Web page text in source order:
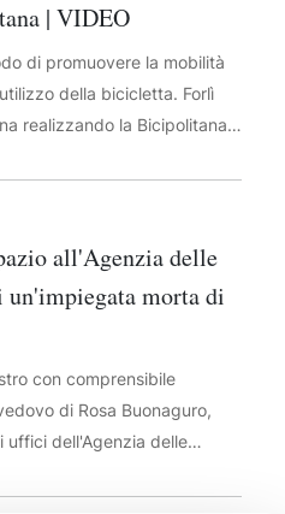
| VIDEO
di promuovere la mobilità
della bicicletta. Forlì
realizzando la Bicipolitana:
ciclabili facilmente
attraverso le vie
extracittadine.L’obiettivo è
all'Agenzia delle
un'impiegata morta di
con comprensibile
di Rosa Buonaguro,
uffici dell'Agenzia delle
nuova sala riunioni nella